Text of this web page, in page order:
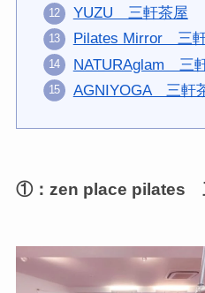
YUZU 三軒茶屋
Pilates Mirror 三
NATURAglam 三
AGNIYOGA 三軒
①：zen place pilates